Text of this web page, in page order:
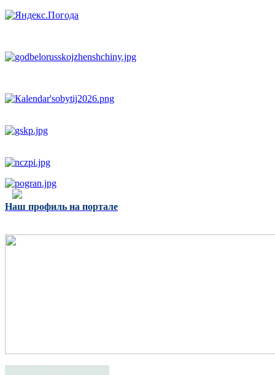
Наш профиль на портале